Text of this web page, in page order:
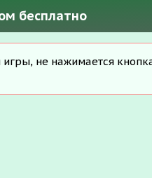
бесплатно
не нажимается